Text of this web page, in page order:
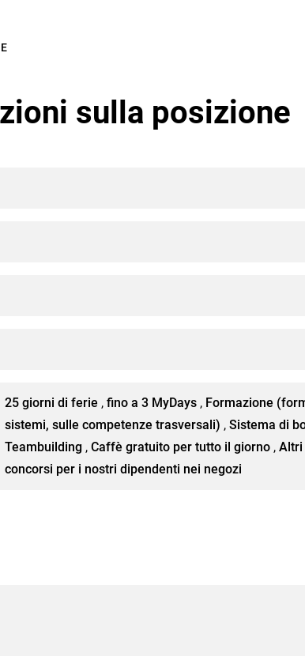
sulla posizione
25 giorni di ferie , fino a 3 MyDays , Formazione
sistemi, sulle competenze trasversali) , Sistema di
Teambuilding , Caffè gratuito per tutto il giorno , Altri
concorsi per i nostri dipendenti nei negozi